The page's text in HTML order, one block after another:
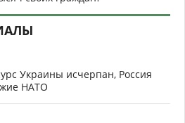
Украины исчерпан, Россия
НАТО